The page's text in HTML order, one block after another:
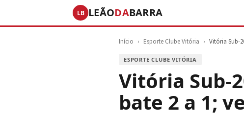
LB LEÃODABARRA
Início › Esporte Clube Vitória › Vitória Sub-
ESPORTE CLUBE VITÓRIA
Vitória Sub-
bate 2 a 1;